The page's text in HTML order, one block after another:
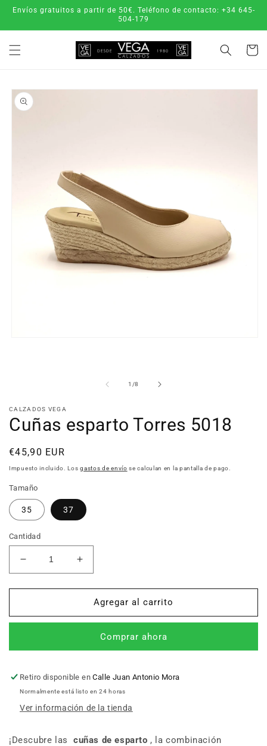
directamente
Envíos gratuitos a partir de 50€. Teléfono de contacto: +34 645-
504-179
Carrito
directamente
a la
información
1 /de
8
CALZADOS VEGA
Cuñas esparto Torres 5018
Precio
habitual
€45,90 EUR
Impuesto incluido. Losgastos de envío se calculan en la pantalla de pago.
Tamaño
35 37
Cantidad
Reducir
cantidad
para
esparto
Aumentar
cantidad
para
Cuñas
esparto
5018
Agregar al carrito
Comprar ahora
Retiro disponible enCalle Juan Antonio Mora
Normalmente está listo en 24 horas
Ver información de la tienda
¡Descubre las cuñas de esparto , la combinación